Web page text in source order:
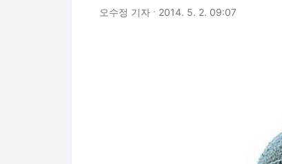
오수정 기자 2014. 5. 2. 09:07